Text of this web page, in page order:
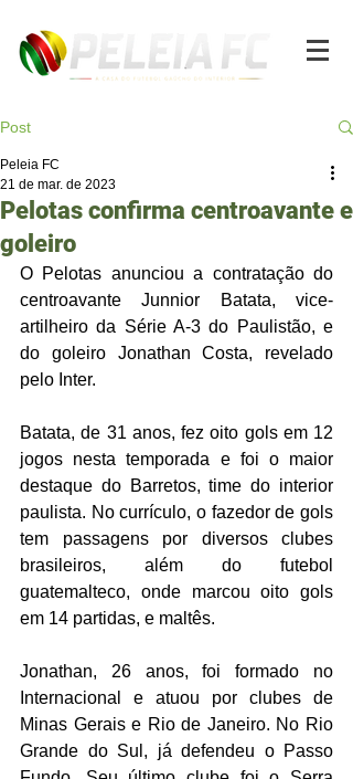
Post
Pelotas confirma centroavante e
goleiro
Peleia FC
21 de mar. de 2023
O Pelotas anunciou a contratação do
centroavante Junnior Batata, vice-
artilheiro da Série A-3 do Paulistão, e
do goleiro Jonathan Costa, revelado
pelo Inter.
Batata, de 31 anos, fez oito gols em 12
jogos nesta temporada e foi o maior
destaque do Barretos, time do interior
paulista. No currículo, o fazedor de gols
tem passagens por diversos clubes
brasileiros, além do futebol
guatemalteco, onde marcou oito gols
em 14 partidas, e maltês.
Jonathan, 26 anos, foi formado no
Internacional e atuou por clubes de
Minas Gerais e Rio de Janeiro. No Rio
Grande do Sul, já defendeu o Passo